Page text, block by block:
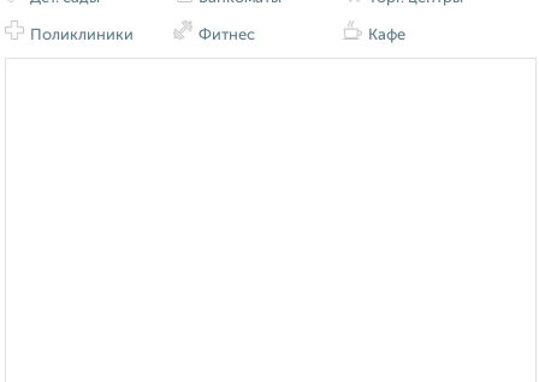
Поликлиники Фитнес Кафе